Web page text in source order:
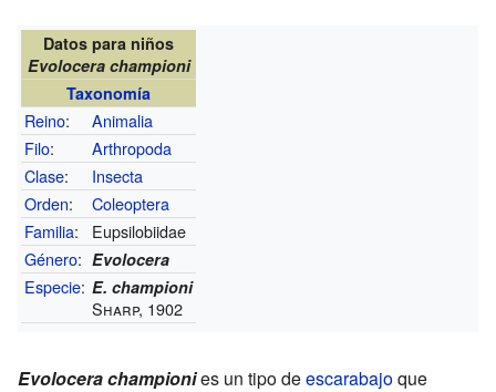
Datos para niños
Evolocera championi
Taxonomía
Reino:
Animalia
Filo:
Arthropoda
Clase:
Insecta
Orden:
Coleoptera
Familia:
Eupsilobiidae
Género: Evolocera
Especie: E. championi
Sharp, 1902
Evolocera championies un tipo deescarabajoque